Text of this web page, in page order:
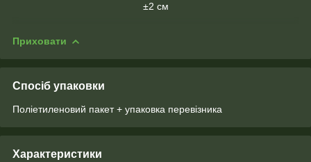
±2 см
Приховати
Спосіб упаковки
Поліетиленовий пакет + упаковка перевізника
Характеристики